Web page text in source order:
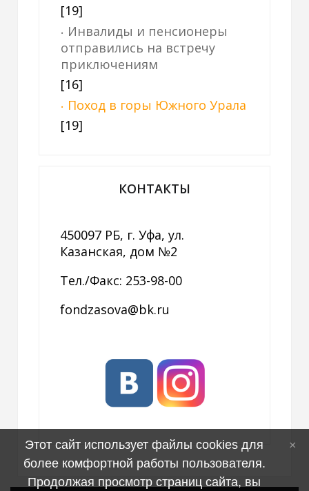
[19]
Инвалиды и пенсионеры
отправились на встречу
приключениям
[16]
Поход в горы Южного Урала
[19]
КОНТАКТЫ
450097 РБ, г. Уфа, ул.
Казанская, дом №2
Тел./Факс: 253-98-00
fondzasova@bk.ru
Этот сайт использует файлы cookies для
более комфортной работы пользователя.
Продолжая просмотр страниц сайта, вы